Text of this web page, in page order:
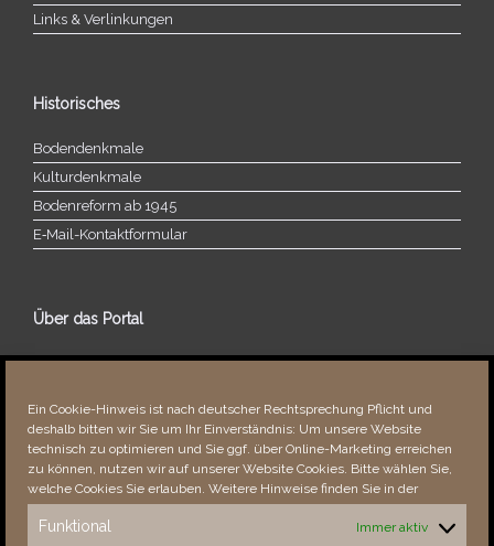
Ein Cookie-Hinweis ist nach deutscher Rechtsprechung Pflicht und
deshalb bitten wir Sie um Ihr Einverständnis: Um unsere Website
technisch zu optimieren und Sie ggf. über Online-Marketing erreichen
zu können, nutzen wir auf unserer Website Cookies. Bitte wählen Sie,
welche Cookies Sie erlauben. Weitere Hinweise finden Sie in der
Funktional Immer aktiv
Links & Verlinkungen
Historisches
Bodendenkmale
Kulturdenkmale
Bodenreform ab 1945
E‑Mail-​​Kontaktformular
Über das Portal
Über dieses Portal
Fehler bemerkt?
Besucher seit 08/​2021